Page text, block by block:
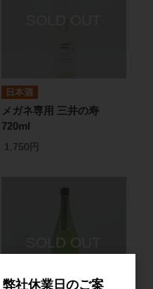
日本酒
メガネ専用 三井の寿
720ml
1,750円
弊社休業日のご案